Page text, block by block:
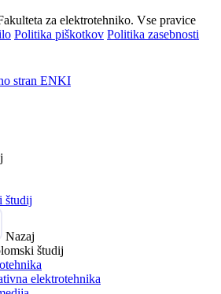
za elektrotehniko. Vse pravice
Politika piškotkov Politika zasebnosti
stran ENKI
študij
Nazaj
študij
elektrotehnika